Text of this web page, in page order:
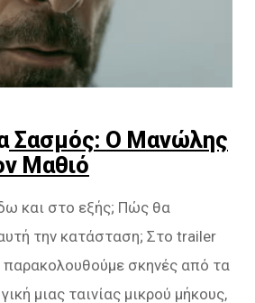
Σασμός: Ο Μανώλης
Μαθιό
και στο εξής; Πώς θα
την κατάσταση; Στο trailer
σκηνές από τα
μιας ταινίας μικρού μήκους,